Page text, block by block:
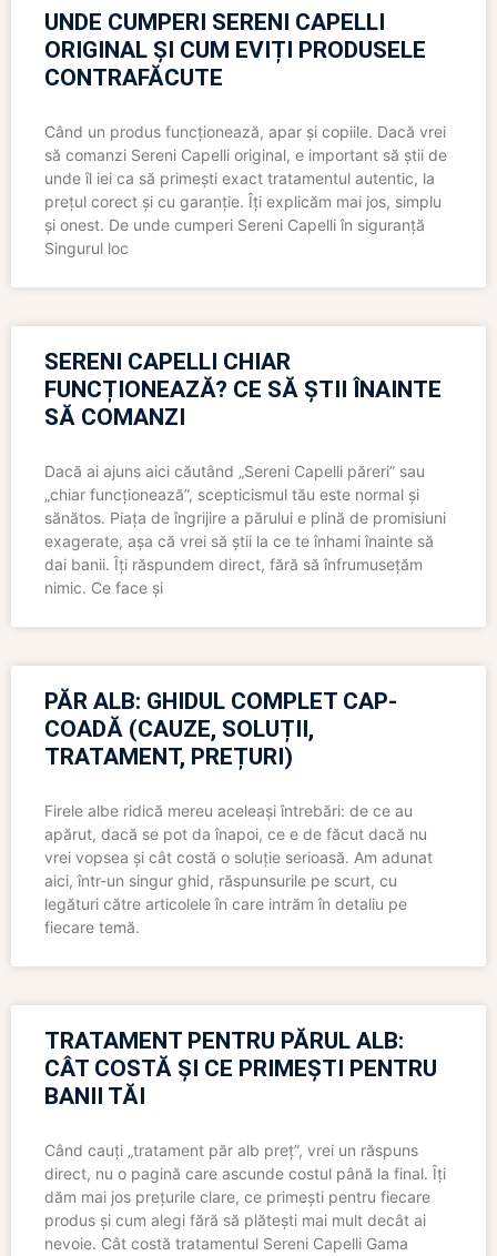
UNDE CUMPERI SERENI CAPELLI
ORIGINAL ȘI CUM EVIȚI PRODUSELE
CONTRAFĂCUTE
Când un produs funcționează, apar și copiile. Dacă vrei
să comanzi Sereni Capelli original, e important să știi de
unde îl iei ca să primești exact tratamentul autentic, la
prețul corect și cu garanție. Îți explicăm mai jos, simplu
și onest. De unde cumperi Sereni Capelli în siguranță
Singurul loc
SERENI CAPELLI CHIAR
FUNCȚIONEAZĂ? CE SĂ ȘTII ÎNAINTE
SĂ COMANZI
Dacă ai ajuns aici căutând „Sereni Capelli păreri” sau
„chiar funcționează”, scepticismul tău este normal și
sănătos. Piața de îngrijire a părului e plină de promisiuni
exagerate, așa că vrei să știi la ce te înhami înainte să
dai banii. Îți răspundem direct, fără să înfrumusețăm
nimic. Ce face și
PĂR ALB: GHIDUL COMPLET CAP-
COADĂ (CAUZE, SOLUȚII,
TRATAMENT, PREȚURI)
Firele albe ridică mereu aceleași întrebări: de ce au
apărut, dacă se pot da înapoi, ce e de făcut dacă nu
vrei vopsea și cât costă o soluție serioasă. Am adunat
aici, într-un singur ghid, răspunsurile pe scurt, cu
legături către articolele în care intrăm în detaliu pe
fiecare temă.
TRATAMENT PENTRU PĂRUL ALB:
CÂT COSTĂ ȘI CE PRIMEȘTI PENTRU
BANII TĂI
Când cauți „tratament păr alb preț”, vrei un răspuns
direct, nu o pagină care ascunde costul până la final. Îți
dăm mai jos prețurile clare, ce primești pentru fiecare
produs și cum alegi fără să plătești mai mult decât ai
nevoie. Cât costă tratamentul Sereni Capelli Gama